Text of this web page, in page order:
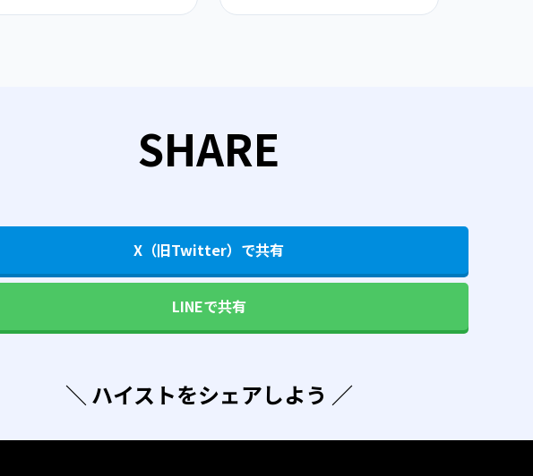
SHARE
X（旧Twitter）で共有
LINEで共有
＼ ハイストをシェアしよう ／